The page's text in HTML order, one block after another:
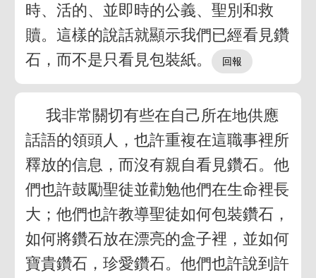
時、活的、並即時的公義、聖別和救
贖。這樣的說話就顯示我們已經看見鑽
石，而不是只看見包裝紙。
我非常關切有些在自己所在地供應
話語的領頭人，也許重複在這職事裡所
釋放的信息，而沒有親自看見鑽石。他
們也許鼓勵聖徒並勸勉他們在生命裡長
大；他們也許教導聖徒如何包裝鑽石，
如何將鑽石放在漂亮的盒子裡，並如何
寶貴鑽石，珍愛鑽石。他們也許說到許